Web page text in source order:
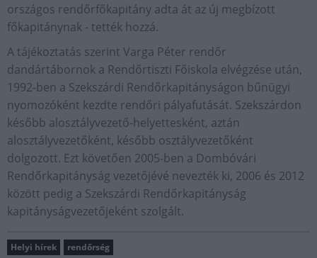
országos rendőrfőkapitány adta át az új megbízott
főkapitánynak - tették hozzá.
A tájékoztatás szerint Varga Péter rendőr
dandártábornok a Rendőrtiszti Főiskola elvégzése után,
1992-ben a Szekszárdi Rendőrkapitányságon bűnügyi
nyomozóként kezdte rendőri pályafutását. Szekszárdon
később alosztályvezető-helyettesként, aztán
alosztályvezetőként, később osztályvezetőként
dolgozott. Ezt követően 2005-ben a Dombóvári
Rendőrkapitányság vezetőjévé nevezték ki, 2006 és 2012
között pedig a Szekszárdi Rendőrkapitányság
kapitányságvezetőjeként szolgált.
Helyi hírek rendőrség